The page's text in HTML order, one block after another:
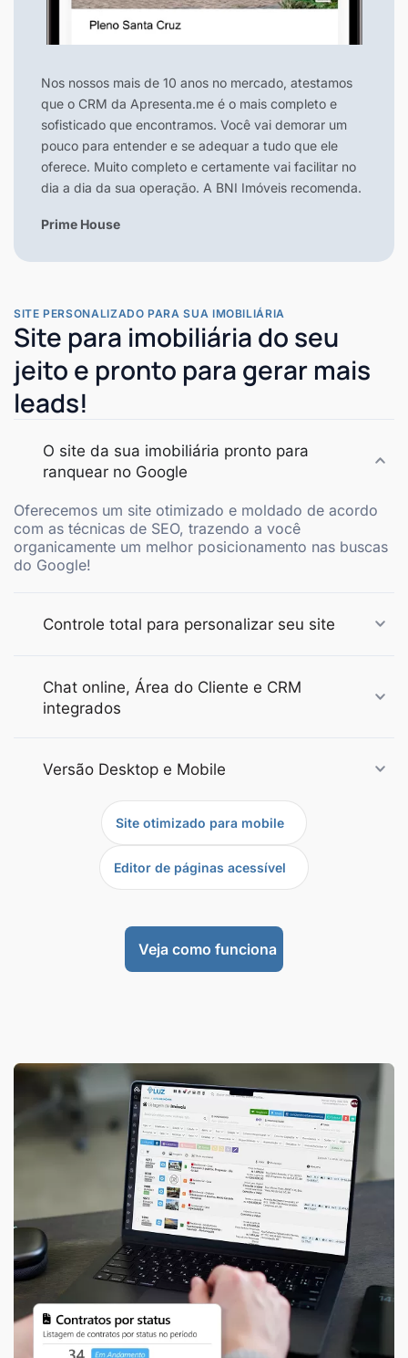
SITE PERSONALIZADO PARA SUA IMOBILIÁRIA
Site para imobiliária do seu
jeito e pronto para gerar mais
leads!
O site da sua imobiliária pronto para
ranquear no Google
Oferecemos um site otimizado e moldado de acordo
com as técnicas de SEO, trazendo a você
organicamente um melhor posicionamento nas buscas
do Google!
Controle total para personalizar seu site
Chat online, Área do Cliente e CRM
integrados
Versão Desktop e Mobile
Site otimizado para mobile
Editor de páginas acessível
Veja como funciona
Nos nossos mais de 10 anos no mercado, atestamos
que o CRM da Apresenta.me é o mais completo e
sofisticado que encontramos. Você vai demorar um
pouco para entender e se adequar a tudo que ele
oferece. Muito completo e certamente vai facilitar no
dia a dia da sua operação. A BNI Imóveis recomenda.
Prime House